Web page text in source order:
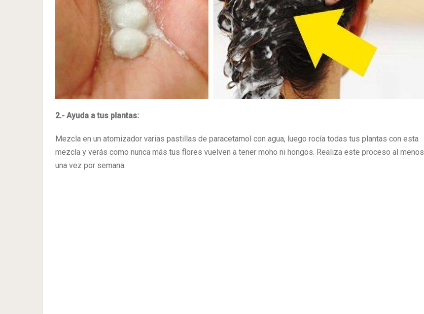
2.- Ayuda a tus plantas:
Mezcla en un atomizador varias pastillas de paracetamol con agua, luego rocía todas tus plantas con esta
mezcla y verás como nunca más tus flores vuelven a tener moho ni hongos. Realiza este proceso al menos
una vez por semana.